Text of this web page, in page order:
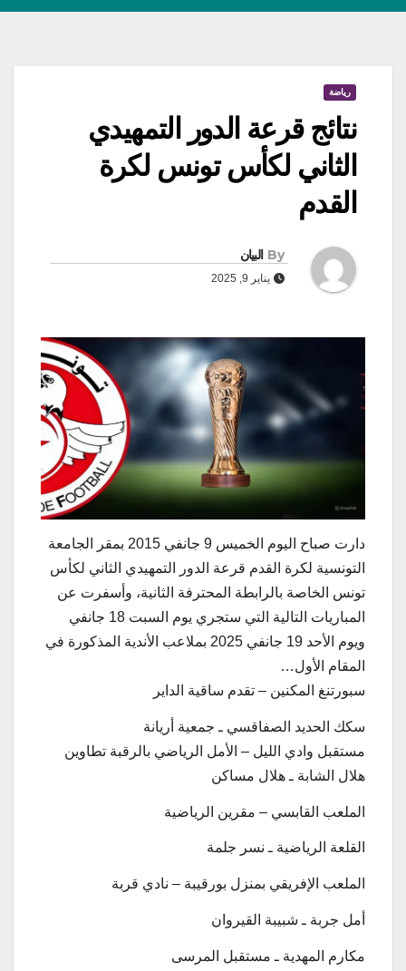
رياضة
نتائج قرعة الدور التمهيدي
الثاني لكأس تونس لكرة
القدم
By البيان
يناير 9, 2025
دارت صباح اليوم الخميس 9 جانفي 2015 بمقر الجامعة
التونسية لكرة القدم قرعة الدور التمهيدي الثاني لكأس
تونس الخاصة بالرابطة المحترفة الثانية، وأسفرت عن
المباريات التالية التي ستجري يوم السبت 18 جانفي
ويوم الأحد 19 جانفي 2025 بملاعب الأندية المذكورة في
المقام الأول…
سبورتنغ المكنين – تقدم ساقية الداير
سكك الحديد الصفاقسي ـ جمعية أريانة
مستقبل وادي الليل – الأمل الرياضي بالرقبة تطاوين
هلال الشابة ـ هلال مساكن
الملعب القابسي – مقرين الرياضية
القلعة الرياضية ـ نسر جلمة
الملعب الإفريقي بمنزل بورقيبة – نادي قربة
أمل جربة ـ شبيبة القيروان
مكارم المهدية ـ مستقبل المرسى